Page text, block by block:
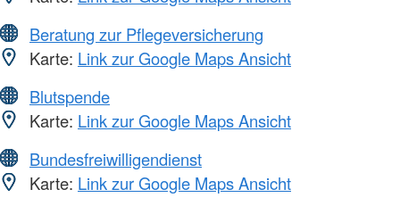
Beratung zur Pflegeversicherung
Karte: Link zur Google Maps Ansicht
Blutspende
Karte: Link zur Google Maps Ansicht
Bundesfreiwilligendienst
Karte: Link zur Google Maps Ansicht